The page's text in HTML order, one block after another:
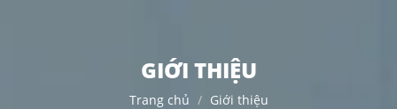
GIỚI THIỆU
Trang chủ Giới thiệu